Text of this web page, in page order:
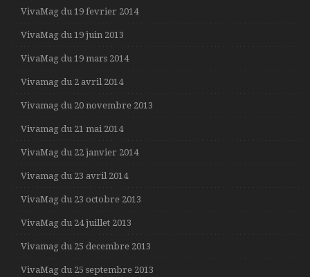
VivaMag du 19 fevrier 2014
VivaMag du 19 juin 2013
VivaMag du 19 mars 2014
Vivamag du 2 avril 2014
Vivamag du 20 novembre 2013
Vivamag du 21 mai 2014
VivaMag du 22 janvier 2014
Vivamag du 23 avril 2014
VivaMag du 23 octobre 2013
VivaMag du 24 juillet 2013
Vivamag du 25 decembre 2013
VivaMag du 25 septembre 2013